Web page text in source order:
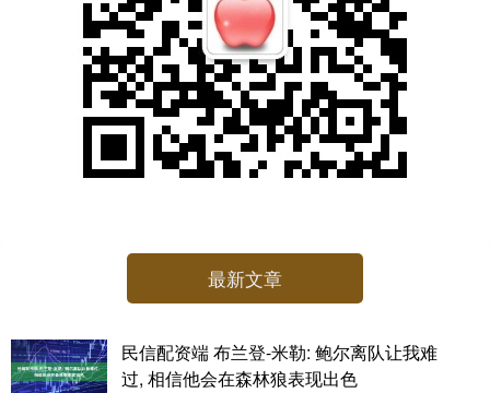
最新文章
民信配资端 布兰登-米勒: 鲍尔离队让我难
过, 相信他会在森林狼表现出色